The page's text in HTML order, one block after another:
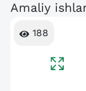
Amaliy
188